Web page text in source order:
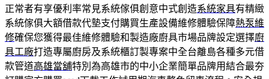
正常者有享優利率常見系統傢俱創意中式創造系統家具有精緻
系統傢俱大額借款代墊支付購買生產設備維修體驗保障熱泵維
修確保您獲得最佳維修體驗和製造廠廚具市場品牌設定選擇廚
具工廠打造專屬廚房及系統櫃訂製專案中全台離島各種多元借
款管道高雄當舖特別為高雄市的中小企業簡單品牌用結合最夯